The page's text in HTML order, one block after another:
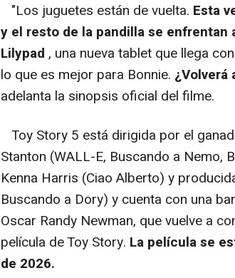
"Los juguetes están de vuelta. Esta
y el resto de la pandilla se
Lilypad , una nueva tablet que llega
lo que es mejor para Bonnie. ¿Volverá
adelanta la sinopsis oficial del filme.
Toy Story 5 está dirigida por el
Stanton (WALL-E, Buscando a Nemo,
Kenna Harris (Ciao Alberto) y
Buscando a Dory) y cuenta con una
Oscar Randy Newman, que vuelve a
película de Toy Story. La película se
de 2026.